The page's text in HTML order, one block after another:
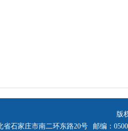
版
省石家庄市南二环东路20号
邮编：